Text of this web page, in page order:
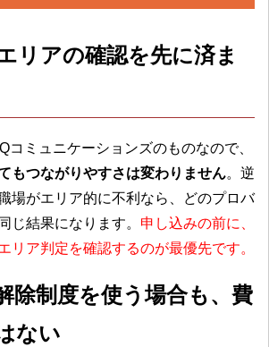
リアの確認を先に済ま
コミュニケーションズのものなので、
もつながりやすさは変わりません。逆
場がエリア的に不利なら、どのプロバ
じ結果になります。 申し込みの前に、
リア判定を確認するのが最優先です。
除制度を使う場合も、費
ない